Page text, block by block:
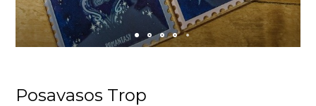
Posavasos Trop